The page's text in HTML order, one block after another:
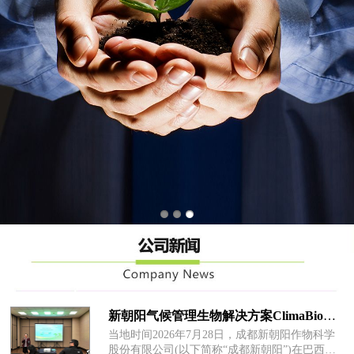
新朝阳气候管理生物解决方案ClimaBio™在巴西全球首发
当地时间2026年7月28日，成都新朝阳作物科学
股份有限公司(以下简称“成都新朝阳”)在巴西坎